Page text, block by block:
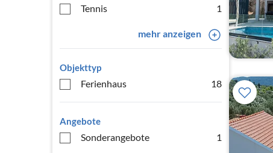
Tennis
1
mehr anzeigen
Objekttyp
Ferienhaus 18
Angebote
Sonderangebote 1